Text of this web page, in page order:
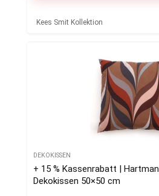
Kees Smit Kollektion
DEKOKISSEN
+ 15 % Kassenrabatt | Hartman
Dekokissen 50×50 cm